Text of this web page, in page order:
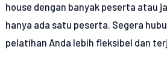
house dengan banyak peserta atau
hanya ada satu peserta. Segera
pelatihan Anda lebih fleksibel dan